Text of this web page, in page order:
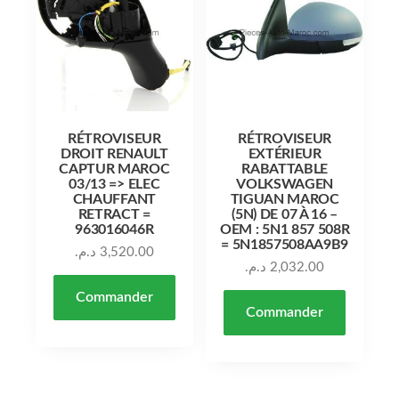
RÉTROVISEUR
DROIT RENAULT
CAPTUR MAROC
03/13 => ELEC
CHAUFFANT
RETRACT =
963016046R
3,520.00 د.م.
Commander
RÉTROVISEUR
EXTÉRIEUR
RABATTABLE
VOLKSWAGEN
TIGUAN MAROC
(5N) DE 07 À 16 –
OEM : 5N1 857 508R
= 5N1857508AA9B9
2,032.00 د.م.
Commander